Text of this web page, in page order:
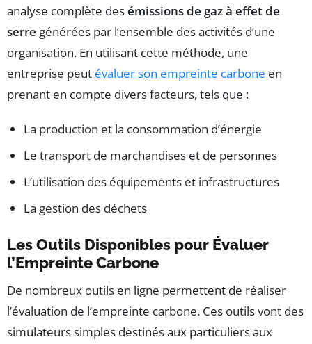
analyse complète desémissions de gaz à effet de
serre générées par l’ensemble des activités d’une
organisation. En utilisant cette méthode, une
entreprise peut évaluer son empreinte carbone en
prenant en compte divers facteurs, tels que :
La production et la consommation d’énergie
Le transport de marchandises et de personnes
L’utilisation des équipements et infrastructures
La gestion des déchets
Les Outils Disponibles pour Évaluer
l’Empreinte Carbone
De nombreux outils en ligne permettent de réaliser
l’évaluation de l’empreinte carbone. Ces outils vont des
simulateurs simples destinés aux particuliers aux